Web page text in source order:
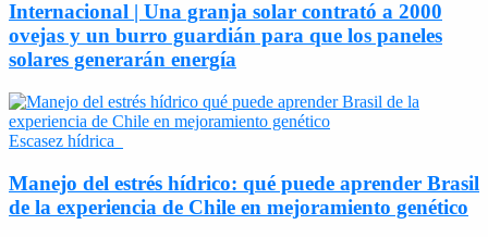
Internacional | Una granja solar contrató a 2000
ovejas y un burro guardián para que los paneles
solares generarán energía
Escasez hídrica
Manejo del estrés hídrico: qué puede aprender Brasil
de la experiencia de Chile en mejoramiento genético